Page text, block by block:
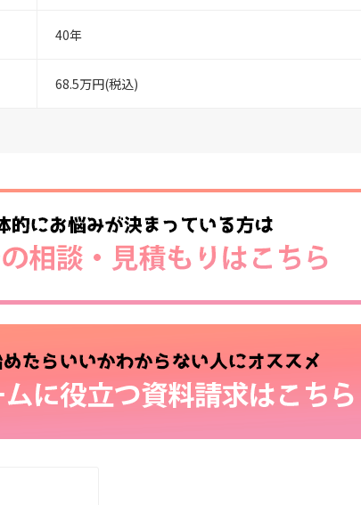
40年
68.5万円(税込)